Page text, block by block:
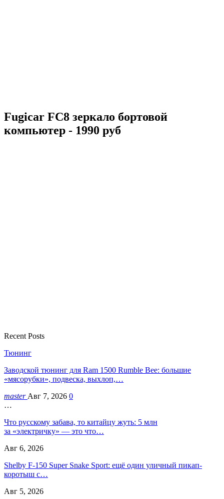
Fugicar FC8 зеркало бортовой
компьютер - 1990 руб
Recent Posts
Тюнинг
Заводской тюнинг для Ram 1500 Rumble Bee: большие
«мясорубки», подвеска, выхлоп,…
master Авг 7, 2026 0
…
Что русскому забава, то китайцу жуть: 5 млн
за «электричку» — это что…
Авг 6, 2026
Shelby F-150 Super Snake Sport: ещё один уличный пикап-
коротыш с…
Авг 5, 2026